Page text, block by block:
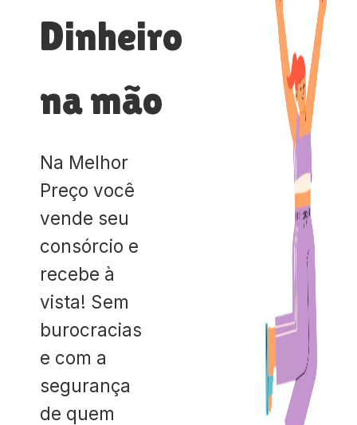
Dinheiro
na mão
Na Melhor
Preço você
vende seu
consórcio e
recebe à
vista! Sem
burocracias
e com a
segurança
de quem